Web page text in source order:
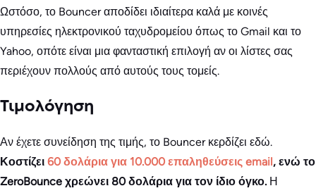
Ωστόσο, το Bouncer αποδίδει ιδιαίτερα καλά με κοινές
υπηρεσίες ηλεκτρονικού ταχυδρομείου όπως το Gmail και το
Yahoo, οπότε είναι μια φανταστική επιλογή αν οι λίστες σας
περιέχουν πολλούς από αυτούς τους τομείς.
Τιμολόγηση
Αν έχετε συνείδηση της τιμής, το Bouncer κερδίζει εδώ.
Κοστίζει 60 δολάρια για 10.000 επαληθεύσεις email, ενώ το
ZeroBounce χρεώνει 80 δολάρια για τον ίδιο όγκο. Η